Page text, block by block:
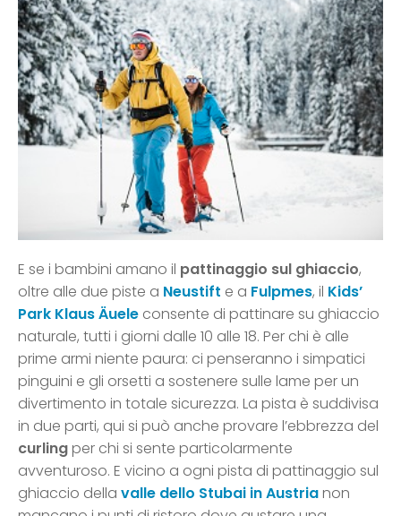
E se i bambini amano il pattinaggio sul ghiaccio,
oltre alle due piste a Neustift e a Fulpmes, il Kids’
Park Klaus Äuele consente di pattinare su ghiaccio
naturale, tutti i giorni dalle 10 alle 18. Per chi è alle
prime armi niente paura: ci penseranno i simpatici
pinguini e gli orsetti a sostenere sulle lame per un
divertimento in totale sicurezza. La pista è suddivisa
in due parti, qui si può anche provare l’ebbrezza del
curlingper chi si sente particolarmente
avventuroso. E vicino a ogni pista di pattinaggio sul
ghiaccio della valle dello Stubai in Austrianon